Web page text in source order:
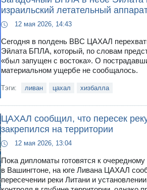
израильский летательный
12 мая 2026, 14:43
Сегодня в полдень ВВС ЦАХАЛ
Эйлата БПЛА, который, по словам
«был запущен с востока». О
материальном ущербе не сообщалось.
Тэги: ливан цахал хизбалла
ЦАХАЛ сообщил, что пересек
закрепился на территории
12 мая 2026, 13:04
Пока дипломаты готовятся к очередному
в Вашингтоне, на юге Ливана ЦАХАЛ
пересечении реки Литани и